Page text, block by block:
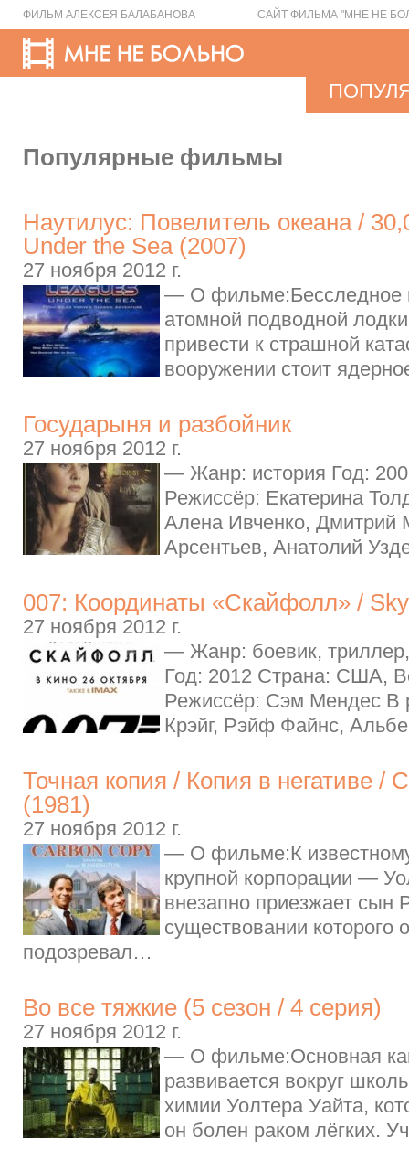
ФИЛЬМ АЛЕКСЕЯ БАЛАБАНОВА САЙТ ФИЛЬМА "МНЕ НЕ
Популярные фильмы
Наутилус: Повелитель океана /
Under the Sea (2007)
27 ноября 2012 г.
— О фильме:Бесследное
атомной подводной
привести к страшной
вооружении стоит
Государыня и разбойник
27 ноября 2012 г.
— Жанр: история Год:
Режиссёр: Екатерина
Алена Ивченко, Дмитрий
Арсентьев, Анатолий
007: Координаты «Скайфолл» /
27 ноября 2012 г.
— Жанр: боевик,
Год: 2012 Страна: США,
Режиссёр: Сэм Мендес В
Крэйг, Рэйф Файнс,
Точная копия / Копия в негативе /
(1981)
27 ноября 2012 г.
— О фильме:К
крупной корпорации —
внезапно приезжает сын
существовании которого
подозревал…
Во все тяжкие (5 сезон / 4 серия)
27 ноября 2012 г.
— О фильме:Основная
развивается вокруг
химии Уолтера Уайта,
он болен раком лёгких.